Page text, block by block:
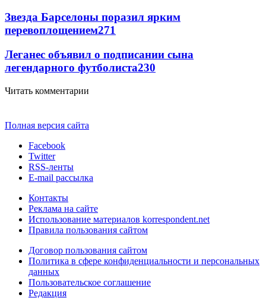
Звезда Барселоны поразил ярким
перевоплощением271
Леганес объявил о подписании сына
легендарного футболиста230
Читать комментарии
Полная версия сайта
Facebook
Twitter
RSS-ленты
E-mail рассылка
Контакты
Реклама на сайте
Использование материалов korrespondent.net
Правила пользования сайтом
Договор пользования сайтом
Политика в сфере конфиденциальности и персональных
данных
Пользовательское соглашение
Редакция